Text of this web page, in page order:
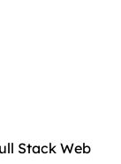
Stack Web